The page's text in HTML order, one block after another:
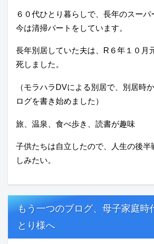
６０代ひとり暮らしで、長年のスーパ
今は清掃パートをしています。
長年別居していた夫は、R６年１０月
死しました。
（モラハラDVによる別居で、別居時
ログを書き始めました）
旅、温泉、食べ歩き、読書が趣味
子供たちは自立したので、人生の後半
しみたい。
もう一つのブログ、母子家庭時
とり様へ